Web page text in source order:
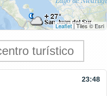
Leaflet| Tiles © Esri
23:48